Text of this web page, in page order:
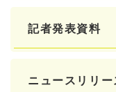
記者発表資料
ニュースリリー